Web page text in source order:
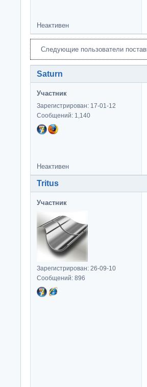
Неактивен
Следующие пользователи
Saturn
Участник
Зарегистрирован: 17-01-12
Сообщений: 1,140
Неактивен
Tritus
Участник
Зарегистрирован: 26-09-10
Сообщений: 896